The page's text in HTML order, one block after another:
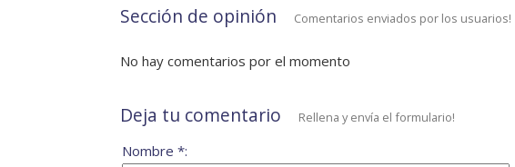
Sección de opinión Comentarios enviados por los usuarios!
No hay comentarios por el momento
Deja tu comentario Rellena y envía el formulario!
Nombre *: